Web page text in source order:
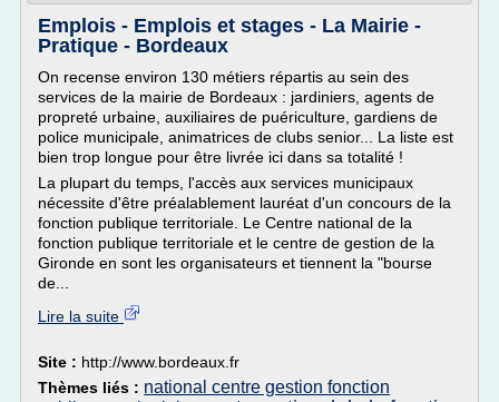
Emplois - Emplois et stages - La Mairie -
Pratique - Bordeaux
On recense environ 130 métiers répartis au sein des
services de la mairie de Bordeaux : jardiniers, agents de
propreté urbaine, auxiliaires de puériculture, gardiens de
police municipale, animatrices de clubs senior... La liste est
bien trop longue pour être livrée ici dans sa totalité !
La plupart du temps, l'accès aux services municipaux
nécessite d'être préalablement lauréat d'un concours de la
fonction publique territoriale. Le Centre national de la
fonction publique territoriale et le centre de gestion de la
Gironde en sont les organisateurs et tiennent la "bourse
de...
Lire la suite
Site : http://www.bordeaux.fr
Thèmes liés : national centre gestion fonction